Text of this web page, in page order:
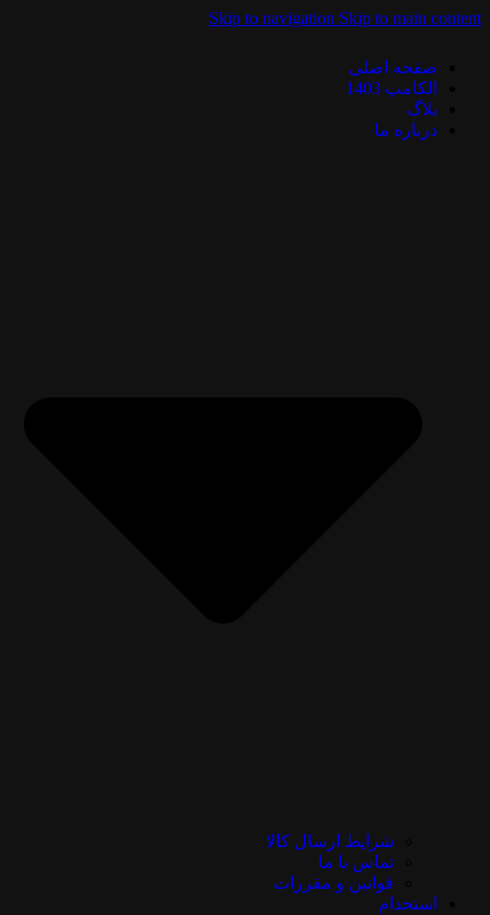
Skip to navigationSkip to main content
صفحه اصلی
الکامپ 1403
بلاگ
درباره ما
شرایط ارسال کالا
تماس با ما
قوانین و مقررات
استخدام